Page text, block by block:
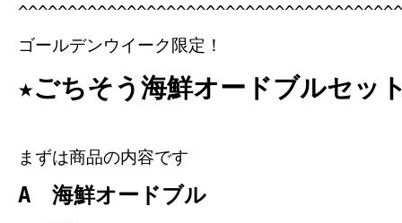
ゴールデンウイーク限定！
★ごちそう海鮮オードブルセッ
まずは商品の内容です
A 海鮮オードブル